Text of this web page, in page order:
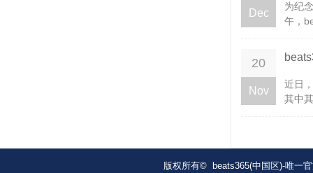
Dec
为纪
午，
20
Nov
近日
其中
版权所有© beats365(中国区)-唯